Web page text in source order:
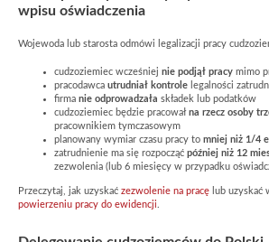
wpisu oświadczenia
Wojewoda lub starosta odmówi legalizacji pracy
cudzoziemiec wcześniej nie podjął pracy mimo
pracodawca utrudniał kontrole legalności
firma nie odprowadzała składek lub podatków
cudzoziemiec będzie pracował na rzecz osoby
pracownikiem tymczasowym
planowany wymiar czasu pracy to mniej niż 1/4
zatrudnienie ma się rozpocząć później niż 12
zezwolenia (lub 6 miesięcy w przypadku
Przeczytaj, jak uzyskać zezwolenie na pracę lub uzyskać
powierzeniu pracy do ewidencji